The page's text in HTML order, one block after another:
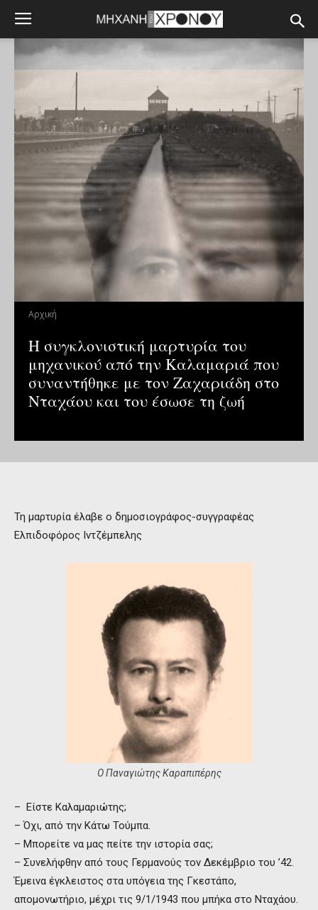
Αρχική
Η συγκλονιστική μαρτυρία του
μηχανικού από την Καλαμαριά που
συναντήθηκε με τον Ζαχαριάδη στο
Νταχάου και του έσωσε τη ζωή
Τη μαρτυρία έλαβε ο δημοσιογράφος-συγγραφέας
Ελπιδοφόρος Ιντζέμπελης
Ο Παναγιώτης Καραπιπέρης
– Είστε Καλαμαριώτης;
– Όχι, από την Κάτω Τούμπα.
– Μπορείτε να μας πείτε την ιστορία σας;
– Συνελήφθην από τους Γερμανούς τον Δεκέμβριο του ’42.
Έμεινα έγκλειστος στα υπόγεια της Γκεστάπο,
απομονωτήριο, μέχρι τις 9/1/1943 που μπήκα στο Νταχάου.